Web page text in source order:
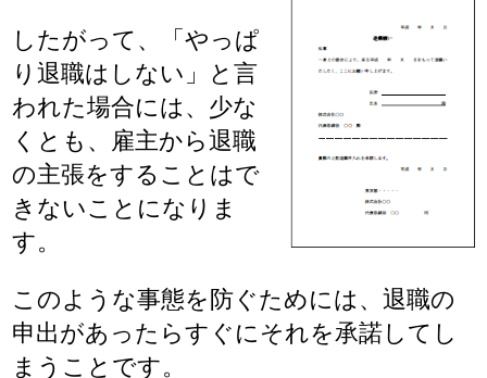
したがって、「やっぱ
り退職はしない」と言
われた場合には、少な
くとも、雇主から退職
の主張をすることはで
きないことになりま
す。
このような事態を防ぐためには、退職の
申出があったらすぐにそれを承諾してし
まうことです。